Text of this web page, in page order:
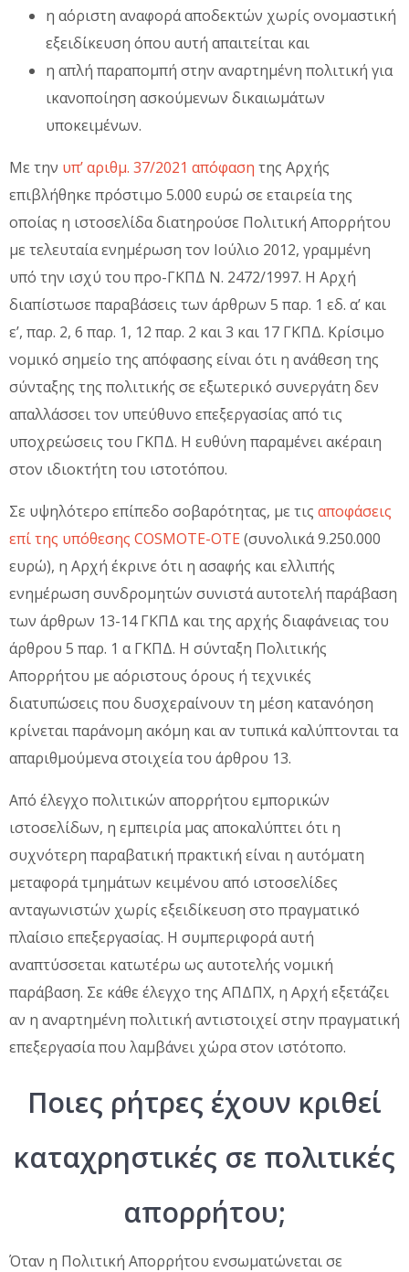
η αόριστη αναφορά αποδεκτών χωρίς ονομαστική
εξειδίκευση όπου αυτή απαιτείται και
η απλή παραπομπή στην αναρτημένη πολιτική για
ικανοποίηση ασκούμενων δικαιωμάτων
υποκειμένων.
Με την υπ’ αριθμ. 37/2021 απόφαση της Αρχής
επιβλήθηκε πρόστιμο 5.000 ευρώ σε εταιρεία της
οποίας η ιστοσελίδα διατηρούσε Πολιτική Απορρήτου
με τελευταία ενημέρωση τον Ιούλιο 2012, γραμμένη
υπό την ισχύ του προ-ΓΚΠΔ Ν. 2472/1997. Η Αρχή
διαπίστωσε παραβάσεις των άρθρων 5 παρ. 1 εδ. α’ και
ε’, παρ. 2, 6 παρ. 1, 12 παρ. 2 και 3 και 17 ΓΚΠΔ. Κρίσιμο
νομικό σημείο της απόφασης είναι ότι η ανάθεση της
σύνταξης της πολιτικής σε εξωτερικό συνεργάτη δεν
απαλλάσσει τον υπεύθυνο επεξεργασίας από τις
υποχρεώσεις του ΓΚΠΔ. Η ευθύνη παραμένει ακέραιη
στον ιδιοκτήτη του ιστοτόπου.
Σε υψηλότερο επίπεδο σοβαρότητας, με τις αποφάσεις
επί της υπόθεσης COSMOTE-ΟΤΕ (συνολικά 9.250.000
ευρώ), η Αρχή έκρινε ότι η ασαφής και ελλιπής
ενημέρωση συνδρομητών συνιστά αυτοτελή παράβαση
των άρθρων 13-14 ΓΚΠΔ και της αρχής διαφάνειας του
άρθρου 5 παρ. 1 α ΓΚΠΔ. Η σύνταξη Πολιτικής
Απορρήτου με αόριστους όρους ή τεχνικές
διατυπώσεις που δυσχεραίνουν τη μέση κατανόηση
κρίνεται παράνομη ακόμη και αν τυπικά καλύπτονται τα
απαριθμούμενα στοιχεία του άρθρου 13.
Από έλεγχο πολιτικών απορρήτου εμπορικών
ιστοσελίδων, η εμπειρία μας αποκαλύπτει ότι η
συχνότερη παραβατική πρακτική είναι η αυτόματη
μεταφορά τμημάτων κειμένου από ιστοσελίδες
ανταγωνιστών χωρίς εξειδίκευση στο πραγματικό
πλαίσιο επεξεργασίας. Η συμπεριφορά αυτή
αναπτύσσεται κατωτέρω ως αυτοτελής νομική
παράβαση. Σε κάθε έλεγχο της ΑΠΔΠΧ, η Αρχή εξετάζει
αν η αναρτημένη πολιτική αντιστοιχεί στην πραγματική
επεξεργασία που λαμβάνει χώρα στον ιστότοπο.
Ποιες ρήτρες έχουν κριθεί
καταχρηστικές σε πολιτικές
απορρήτου;
Όταν η Πολιτική Απορρήτου ενσωματώνεται σε